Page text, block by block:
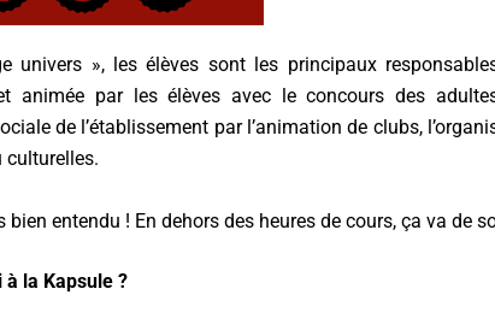
univers », les élèves sont les principaux
animée par les élèves avec le concours des
de l’établissement par l’animation de clubs,
culturelles.
bien entendu ! En dehors des heures de cours, ça va de
à la Kapsule ?